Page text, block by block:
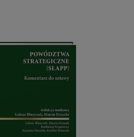
regularna:
administracyjnego.
Samorządowe
Postępowanie
Prawo o
regularna:99,00 zł
99,00 zł